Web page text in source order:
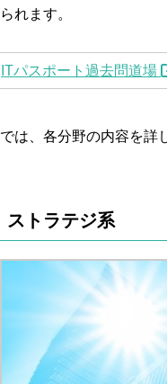
られます。
ITパスポート過去問道場
では、各分野の内容を詳
ストラテジ系